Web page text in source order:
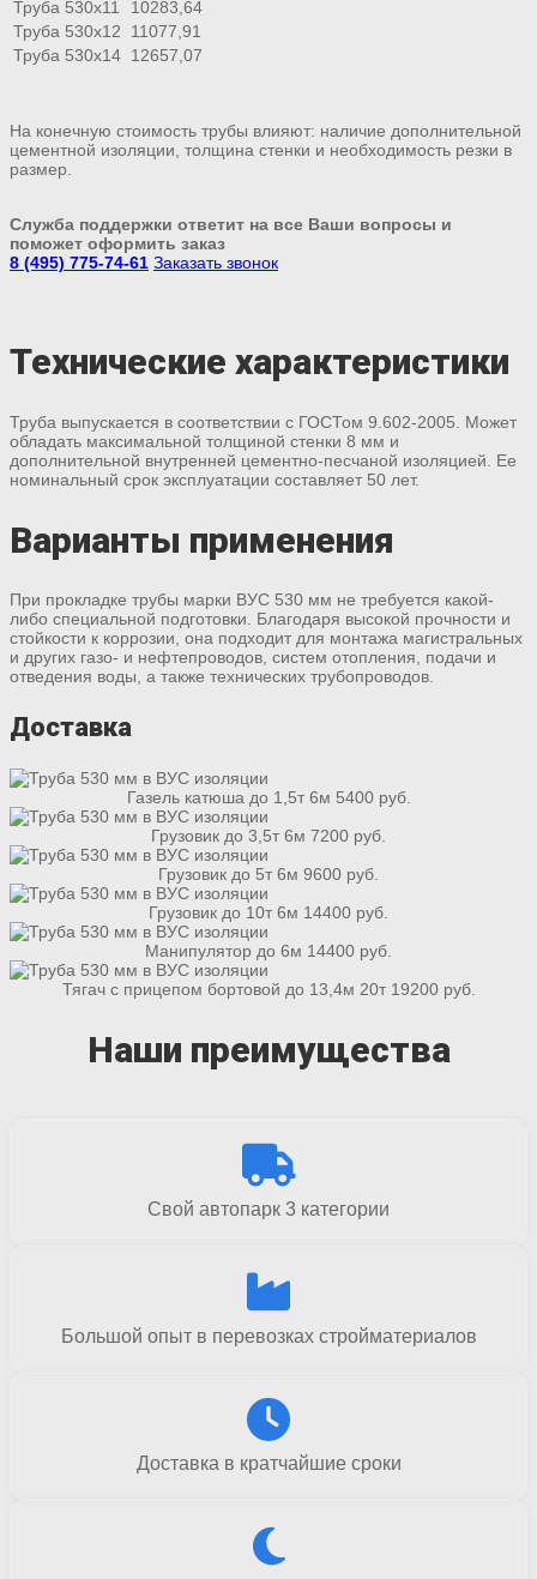
Труба 530х11
10283,64
Труба 530х12
11077,91
Труба 530х14 12657,07
На конечную стоимость трубы влияют: наличие дополнительной
цементной изоляции, толщина стенки и необходимость резки в
размер.
Служба поддержки ответит на все Ваши вопросы и
поможет оформить заказ
8 (495) 775-74-61 Заказать звонок
Технические характеристики
Труба выпускается в соответствии с ГОСТом 9.602-2005. Может
обладать максимальной толщиной стенки 8 мм и
дополнительной внутренней цементно-песчаной изоляцией. Ее
номинальный срок эксплуатации составляет 50 лет.
Варианты применения
При прокладке трубы марки ВУС 530 мм не требуется какой-
либо специальной подготовки. Благодаря высокой прочности и
стойкости к коррозии, она подходит для монтажа магистральных
и других газо- и нефтепроводов, систем отопления, подачи и
отведения воды, а также технических трубопроводов.
Доставка
Газель катюша до 1,5т 6м 5400 руб.
Грузовик до 3,5т 6м 7200 руб.
Грузовик до 5т 6м 9600 руб.
Грузовик до 10т 6м 14400 руб.
Манипулятор до 6м 14400 руб.
Тягач с прицепом бортовой до 13,4м 20т 19200 руб.
Наши преимущества
Свой автопарк 3 категории
Большой опыт в перевозках стройматериалов
Доставка в кратчайшие сроки